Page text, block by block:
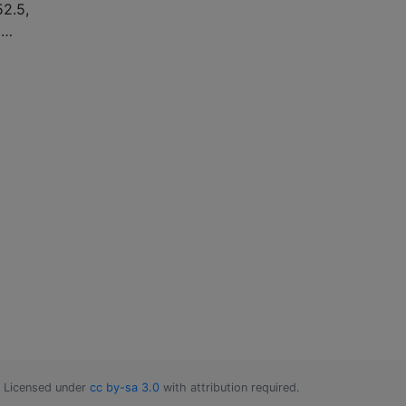
…
Licensed under cc by-sa 3.0 with attribution required.